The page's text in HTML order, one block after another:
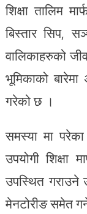
शिक्षा तालिम
बिस्तार सिप,
वालिकाहरुको
भूमिकाको
गरेको छ ।
समस्या मा परेका
उपयोगी शिक्षा
उपस्थित गराउने
मेनटोरीङ समेत